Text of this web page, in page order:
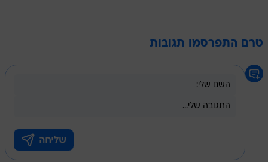
טרם התפרסמו תגובות